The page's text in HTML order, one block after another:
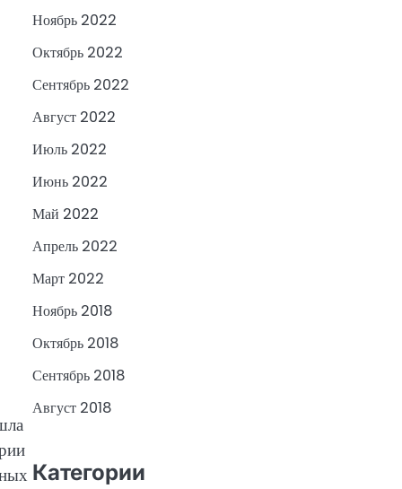
Ноябрь 2022
Октябрь 2022
Сентябрь 2022
Август 2022
Июль 2022
Июнь 2022
Май 2022
Апрель 2022
Март 2022
Ноябрь 2018
Октябрь 2018
Сентябрь 2018
Август 2018
Категории